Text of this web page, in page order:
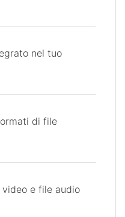
nel tuo
di file
e file audio